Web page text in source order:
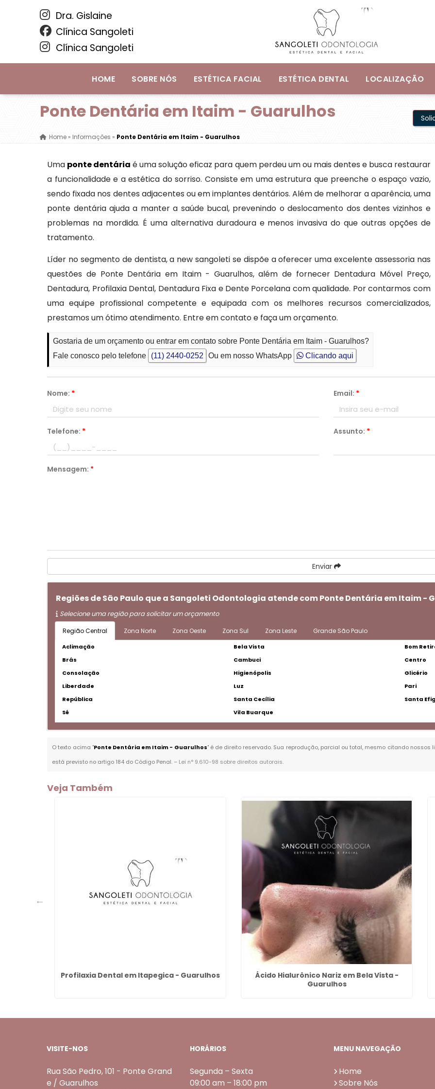
Dra. Gislaine
Clínica Sangoleti
Clínica Sangoleti
HOME SOBRE NÓS ESTÉTICA FACIAL ESTÉTICA DENTAL LOCALIZAÇÃO
Ponte Dentária em Itaim - Guarulhos
Home»Informações » Ponte Dentária em Itaim - Guarulhos
Uma ponte dentária é uma solução eficaz para quem perdeu um ou mais dentes e busca restaurar
a funcionalidade e a estética do sorriso. Consiste em uma estrutura que preenche o espaço vazio,
sendo fixada nos dentes adjacentes ou em implantes dentários. Além de melhorar a aparência, uma
ponte dentária ajuda a manter a saúde bucal, prevenindo o deslocamento dos dentes vizinhos e
problemas na mordida. É uma alternativa duradoura e menos invasiva do que outras opções de
tratamento.
Líder no segmento de dentista, a new sangoleti se dispõe a oferecer uma excelente assessoria nas
questões de Ponte Dentária em Itaim - Guarulhos, além de fornecer Dentadura Móvel Preço,
Dentadura, Profilaxia Dental, Dentadura Fixa e Dente Porcelana com qualidade. Por contarmos com
uma equipe profissional competente e equipada com os melhores recursos comercializados,
prestamos um ótimo atendimento. Entre em contato e faça um orçamento.
Gostaria de um orçamento ou entrar em contato sobre Ponte Dentária em Itaim - Guarulhos?
Fale conosco pelo telefone
(11) 2440-0252 Ou em nosso WhatsApp Clicando aqui
Nome: * Email: *
Telefone: * Assunto: *
Mensagem: *
Enviar
Regiões de São Paulo que a Sangoleti Odontologia atende com Ponte Dentária em Itaim -
Selecione uma região para solicitar um orçamento
Região Central Zona Norte Zona Oeste Zona Sul Zona Leste Grande São Paulo
Aclimação Bela Vista
Bom
Brás
Cambuci
Centro
Consolação
Higienópolis
Glicério
Liberdade
Luz
Pari
República
Santa Cecília
Santa
Sé
Vila Buarque
O texto acima "Ponte Dentária em Itaim - Guarulhos" é de direito reservado. Sua reprodução, parcial ou total, mesmo citando
está previsto no artigo 184 do Código Penal. – Lei n° 9.610-98 sobre direitos autorais.
Veja Também
Profilaxia Dental em Itapegica - Guarulhos
Ácido Hialurônico Nariz em Bela Vista -
Guarulhos
VISITE-NOS
Rua São Pedro, 101 - Ponte Grand
e / Guarulhos
HORÁRIOS
Segunda – Sexta
09:00 am – 18:00 pm
MENU NAVEGAÇÃO
Home
Sobre Nós